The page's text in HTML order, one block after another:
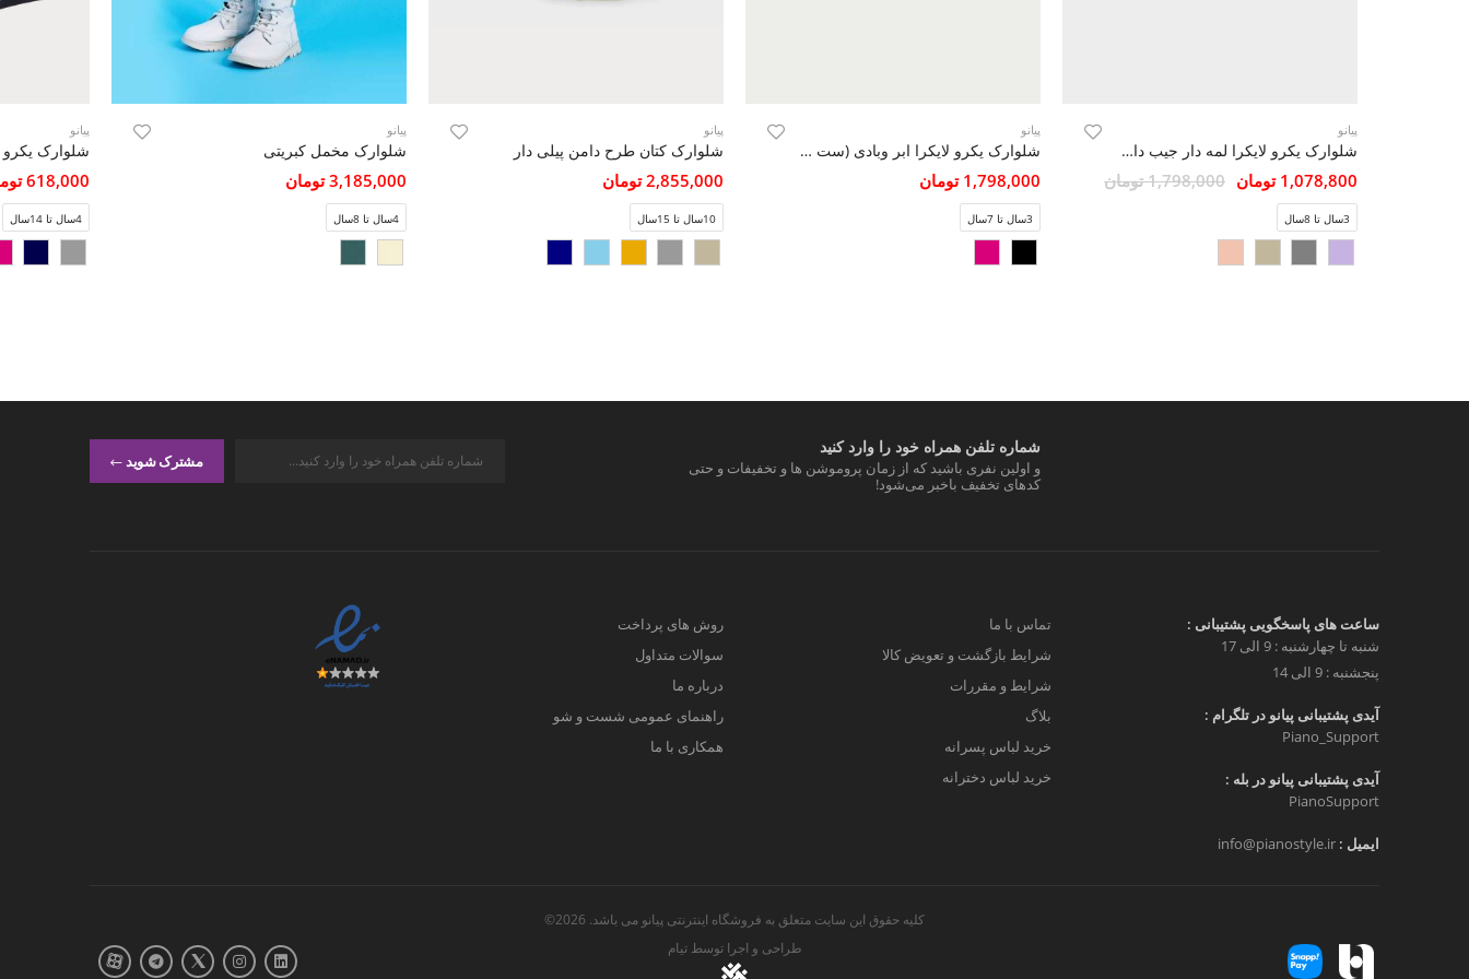
پیانو
شلوارک یکرو لایکرا لمه دار جیب دار(ست با کد 10395)
1,078,800 تومان 1,798,000 تومان
3سال تا 8سال
پیانو
شلوارک یکرو لایکرا ابر وبادی (ست با 10403)
1,798,000 تومان
3سال تا 7سال
پیانو
شلوارک کتان طرح دامن پیلی دار
2,855,000 تومان
10سال تا 15سال
پیانو
شلوارک مخمل کبریتی
3,185,000 تومان
4سال تا 8سال
پیانو
618,000 تومان
4سال تا 14سال
شماره تلفن همراه خود را وارد کنید
و اولین نفری باشید که از زمان پروموشن ها و تخفیفات و حتی
کدهای تخفیف باخبر می‌شود!
مشترک شوید
ساعت های پاسخگویی پشتیبانی :
شنبه تا چهارشنبه : 9 الی 17
پنجشنبه : 9 الی 14
آیدی پشتیبانی پیانو در تلگرام :
Piano_Support
آیدی پشتیبانی پیانو در بله :
PianoSupport
ایمیل : info@pianostyle.ir
تماس با ما
شرایط بازگشت و تعویض کالا
شرایط و مقررات
بلاگ
خرید لباس پسرانه
خرید لباس دخترانه
روش های پرداخت
سوالات متداول
درباره ما
راهنمای عمومی شست و شو
همکاری با ما
کلیه حقوق این سایت متعلق به فروشگاه اینترنتی پیانو می باشد. 2026©
طراحی و اجرا توسطتیام